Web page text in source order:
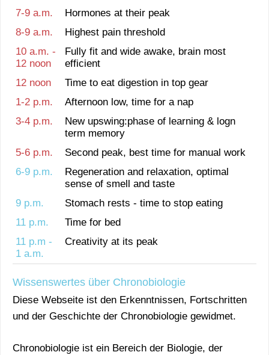
7-9 a.m.
Hormones at their peak
8-9 a.m.
Highest pain threshold
10 a.m. -
12 noon
Fully fit and wide awake, brain most
efficient
12 noon
Time to eat digestion in top gear
1-2 p.m.
Afternoon low, time for a nap
3-4 p.m.
New upswing:phase of learning & logn
term memory
5-6 p.m.
Second peak, best time for manual work
6-9 p.m.
Regeneration and relaxation, optimal
sense of smell and taste
9 p.m.
Stomach rests - time to stop eating
11 p.m.
Time for bed
11 p.m -
1 a.m.
Creativity at its peak
Wissenswertes über Chronobiologie
Diese Webseite ist den Erkenntnissen, Fortschritten
und der Geschichte der Chronobiologie gewidmet.
Chronobiologie ist ein Bereich der Biologie, der